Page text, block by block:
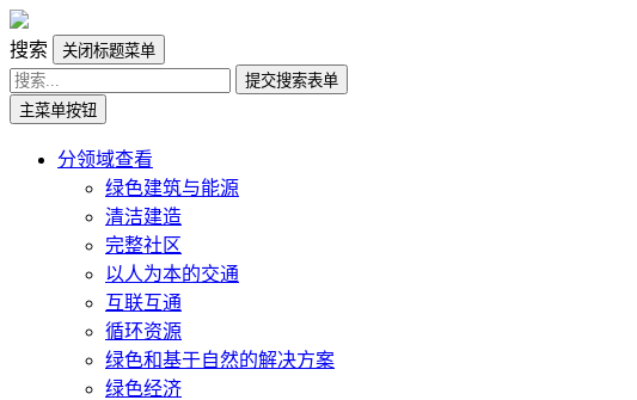
搜索
关闭标题菜单
提交搜索表单
主菜单按钮
分领域查看
绿色建筑与能源
清洁建造
完整社区
以人为本的交通
互联互通
循环资源
绿色和基于自然的解决方案
绿色经济